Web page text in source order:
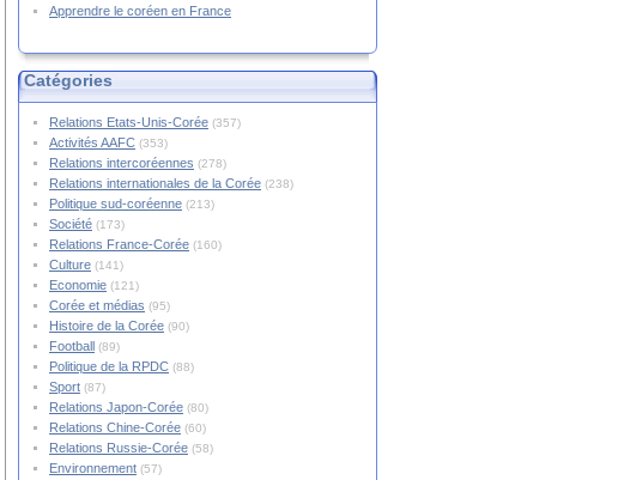
Apprendre le coréen en France
Catégories
Relations Etats-Unis-Corée (357)
Activités AAFC (353)
Relations intercoréennes (278)
Relations internationales de la Corée (238)
Politique sud-coréenne (213)
Société (173)
Relations France-Corée (160)
Culture (141)
Economie (121)
Corée et médias (95)
Histoire de la Corée (90)
Football (89)
Politique de la RPDC (88)
Sport (87)
Relations Japon-Corée (80)
Relations Chine-Corée (60)
Relations Russie-Corée (58)
Environnement (57)